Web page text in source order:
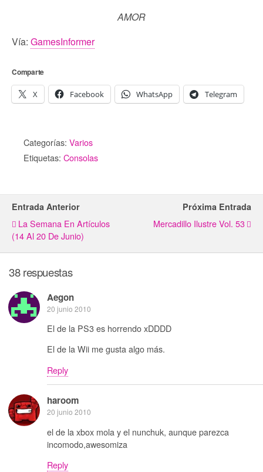
AMOR
Vía: GamesInformer
Comparte
X Facebook WhatsApp Telegram
Categorías: Varios
Etiquetas: Consolas
Entrada Anterior
La Semana En Artículos
(14 Al 20 De Junio)
Próxima Entrada
Mercadillo Ilustre Vol. 53
38 respuestas
Aegon
20 junio 2010
El de la PS3 es horrendo xDDDD
El de la Wii me gusta algo más.
Reply
haroom
20 junio 2010
el de la xbox mola y el nunchuk, aunque parezca
incomodo,awesomiza
Reply